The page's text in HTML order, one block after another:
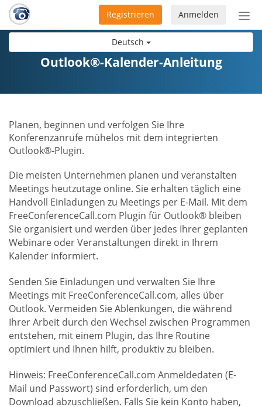
Deutsch
Anmelden
Registrieren
Outlook®-Kalender-Anleitung
Planen, beginnen und verfolgen Sie Ihre
Konferenzanrufe mühelos mit dem integrierten
Outlook®-Plugin.
Die meisten Unternehmen planen und veranstalten
Meetings heutzutage online. Sie erhalten täglich eine
Handvoll Einladungen zu Meetings per E-Mail. Mit dem
FreeConferenceCall.com Plugin für Outlook® bleiben
Sie organisiert und werden über jedes Ihrer geplanten
Webinare oder Veranstaltungen direkt in Ihrem
Kalender informiert.
Senden Sie Einladungen und verwalten Sie Ihre
Meetings mit FreeConferenceCall.com, alles über
Outlook. Vermeiden Sie Ablenkungen, die während
Ihrer Arbeit durch den Wechsel zwischen Programmen
entstehen, mit einem Plugin, das Ihre Routine
optimiert und Ihnen hilft, produktiv zu bleiben.
Hinweis: FreeConferenceCall.com Anmeldedaten (E-
Mail und Passwort) sind erforderlich, um den
Download abzuschließen. Falls Sie kein Konto haben,